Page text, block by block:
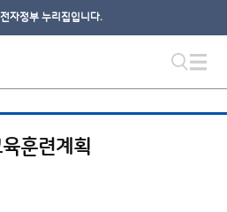
자정부 누리집입니다.
훈련계획